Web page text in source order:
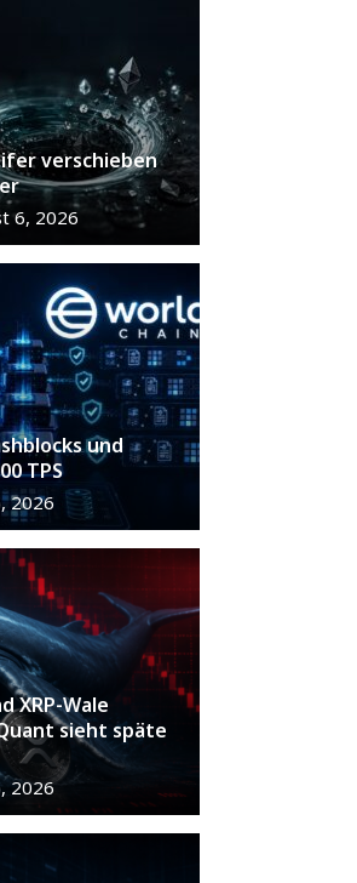
verschieben
6, 2026
und
TPS
2026
XRP-Wale
sieht späte
2026